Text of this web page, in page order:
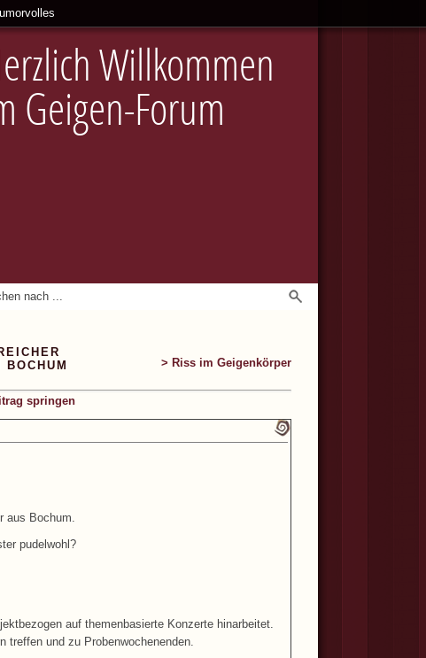
Willkommen
Geigen-Forum
> Riss im Geigenkörper
springen
aus Bochum.
pudelwohl?
auf themenbasierte Konzerte hinarbeitet.
treffen und zu Probenwochenenden.